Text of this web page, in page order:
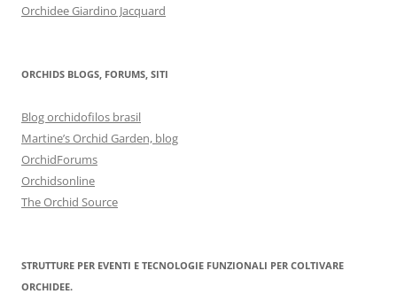
Orchidee Giardino Jacquard
ORCHIDS BLOGS, FORUMS, SITI
Blog orchidofilos brasil
Martine’s Orchid Garden, blog
OrchidForums
Orchidsonline
The Orchid Source
STRUTTURE PER EVENTI E TECNOLOGIE FUNZIONALI PER COLTIVARE
ORCHIDEE.